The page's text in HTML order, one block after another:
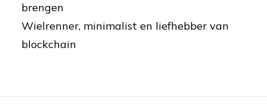
brengen
Wielrenner, minimalist en liefhebber van
blockchain